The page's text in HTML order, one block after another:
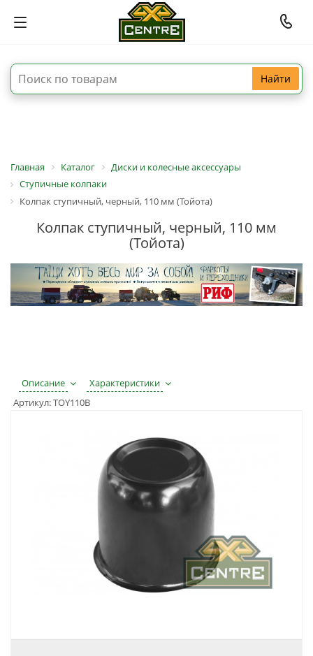
Найти
Главная Каталог
Диски и колесные аксессуары
Ступичные колпаки
Колпак ступичный, черный, 110 мм (Тойота)
Колпак ступичный, черный, 110 мм
(Тойота)
Описание
Характеристики
Артикул:TOY110B